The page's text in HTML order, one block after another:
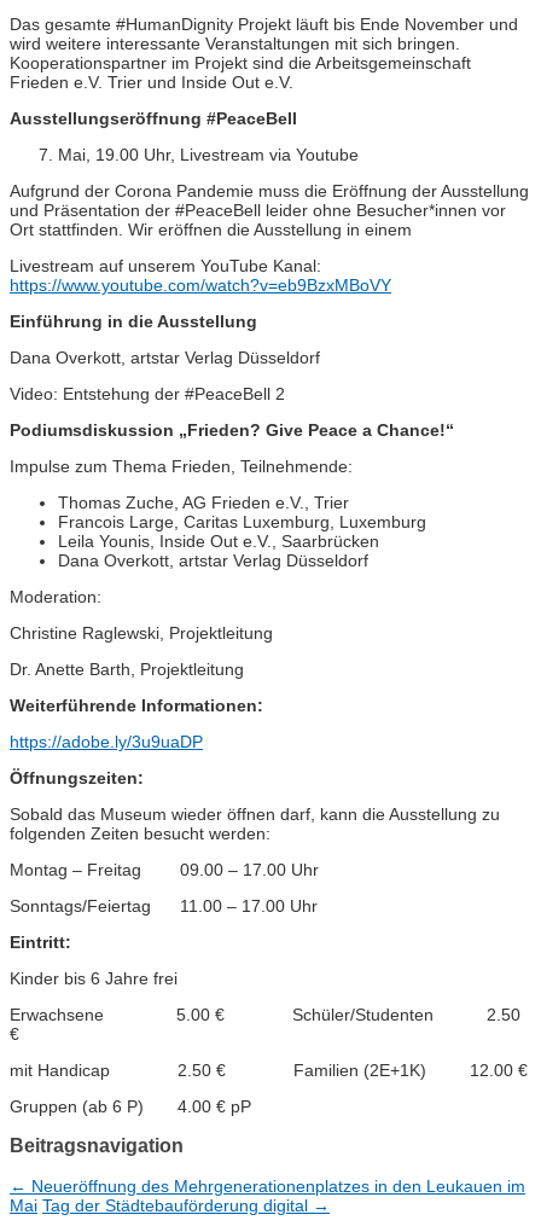
Das gesamte #HumanDignity Projekt läuft bis Ende November und
wird weitere interessante Veranstaltungen mit sich bringen.
Kooperationspartner im Projekt sind die Arbeitsgemeinschaft
Frieden e.V. Trier und Inside Out e.V.
Ausstellungseröffnung #PeaceBell
Mai, 19.00 Uhr, Livestream via Youtube
Aufgrund der Corona Pandemie muss die Eröffnung der Ausstellung
und Präsentation der #PeaceBell leider ohne Besucher*innen vor
Ort stattfinden. Wir eröffnen die Ausstellung in einem
Livestream auf unserem YouTube Kanal:
https://www.youtube.com/watch?v=eb9BzxMBoVY
Einführung in die Ausstellung
Dana Overkott, artstar Verlag Düsseldorf
Video: Entstehung der #PeaceBell 2
Podiumsdiskussion „Frieden? Give Peace a Chance!“
Impulse zum Thema Frieden, Teilnehmende:
Thomas Zuche, AG Frieden e.V., Trier
Francois Large, Caritas Luxemburg, Luxemburg
Leila Younis, Inside Out e.V., Saarbrücken
Dana Overkott, artstar Verlag Düsseldorf
Moderation:
Christine Raglewski, Projektleitung
Dr. Anette Barth, Projektleitung
Weiterführende Informationen:
https://adobe.ly/3u9uaDP
Öffnungszeiten:
Sobald das Museum wieder öffnen darf, kann die Ausstellung zu
folgenden Zeiten besucht werden:
Montag – Freitag 09.00 – 17.00 Uhr
Sonntags/Feiertag 11.00 – 17.00 Uhr
Eintritt:
Kinder bis 6 Jahre frei
Erwachsene 5.00 € Schüler/Studenten 2.50
€
mit Handicap 2.50 € Familien (2E+1K) 12.00 €
Gruppen (ab 6 P) 4.00 € pP
Beitragsnavigation
← Neueröffnung des Mehrgenerationenplatzes in den Leukauen im
Mai Tag der Städtebauförderung digital →